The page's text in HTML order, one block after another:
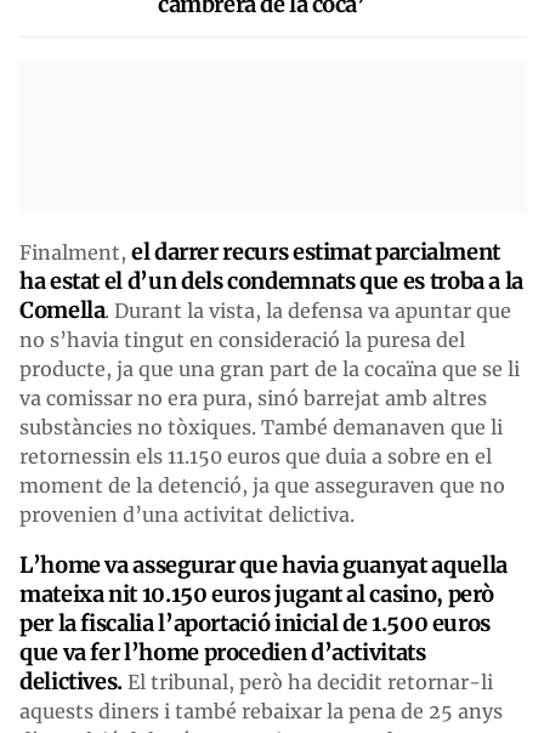
Finalment, el darrer recurs estimat parcialment
ha estat el d’un dels condemnats que es troba a la
Comella. Durant la vista, la defensa va apuntar que
no s’havia tingut en consideració la puresa del
producte, ja que una gran part de la cocaïna que se li
va comissar no era pura, sinó barrejat amb altres
substàncies no tòxiques. També demanaven que li
retornessin els 11.150 euros que duia a sobre en el
moment de la detenció, ja que asseguraven que no
provenien d’una activitat delictiva.
L’home va assegurar que havia guanyat aquella
mateixa nit 10.150 euros jugant al casino, però
per la fiscalia l’aportació inicial de 1.500 euros
que va fer l’home procedien d’activitats
delictives. El tribunal, però ha decidit retornar-li
aquests diners i també rebaixar la pena de 25 anys